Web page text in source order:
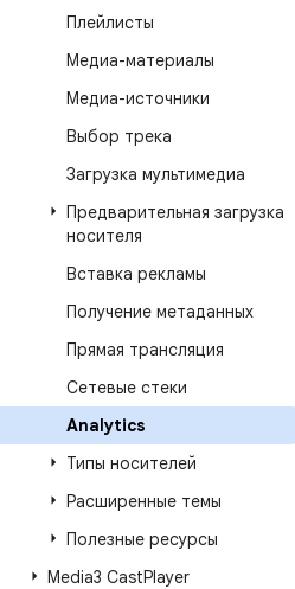
Плейлисты
Медиа-материалы
Медиа-источники
Выбор трека
Загрузка мультимедиа
Предварительная загрузка
носителя
Вставка рекламы
Получение метаданных
Прямая трансляция
Сетевые стеки
Analytics
Типы носителей
Расширенные темы
Полезные ресурсы
Media3 CastPlayer